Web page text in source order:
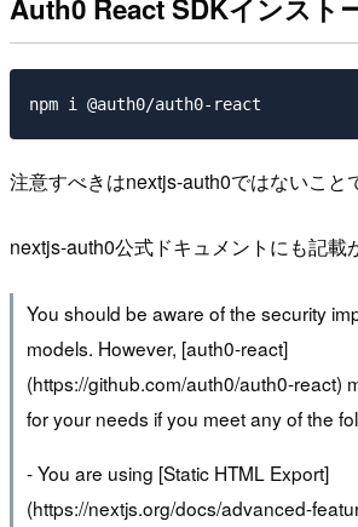
Auth0 React SDKインスト
注意すべきはnextjs-auth0ではないこと
nextjs-auth0公式ドキュメントにも記載
You should be aware of the security
models. However, [auth0-react]
(https://github.com/auth0/auth0-react)
for your needs if you meet any of the
- You are using [Static HTML Export]
(https://nextjs.org/docs/advanced-